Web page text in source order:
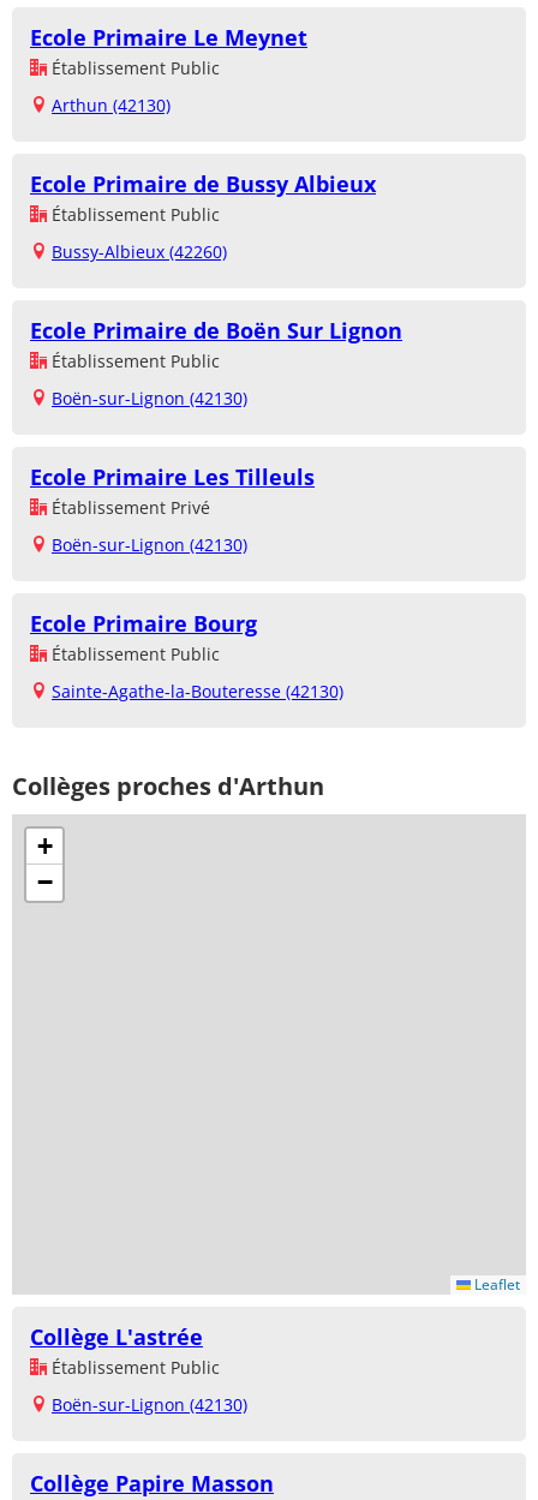
Ecole Primaire Le Meynet
Établissement Public
Arthun (42130)
Ecole Primaire de Bussy Albieux
Établissement Public
Bussy-Albieux (42260)
Ecole Primaire de Boën Sur Lignon
Établissement Public
Boën-sur-Lignon (42130)
Ecole Primaire Les Tilleuls
Établissement Privé
Boën-sur-Lignon (42130)
Ecole Primaire Bourg
Établissement Public
Sainte-Agathe-la-Bouteresse (42130)
Collèges proches d'Arthun
+
−
Leaflet
Collège L'astrée
Établissement Public
Boën-sur-Lignon (42130)
Collège Papire Masson